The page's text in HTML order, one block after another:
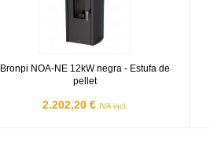
Bronpi NOA-NE 12kW negra - Estufa de
pellet
2.202,20 € IVA incl.